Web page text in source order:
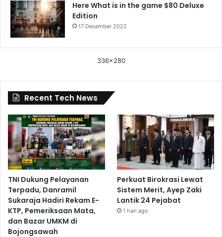
Here What is in the game $80 Deluxe
Edition
17 Desember 2022
336x280
Recent Tech News
TNI Dukung Pelayanan
Terpadu, Danramil
Sukaraja Hadiri Rekam E-
KTP, Pemeriksaan Mata,
dan Bazar UMKM di
Bojongsawah
Perkuat Birokrasi Lewat
Sistem Merit, Ayep Zaki
Lantik 24 Pejabat
1 hari ago